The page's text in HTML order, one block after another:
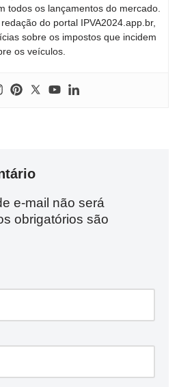
todos os lançamentos do mercado.
do portal IPVA2024.app.br,
sobre os impostos que incidem
os veículos.
e-mail não será
obrigatórios são